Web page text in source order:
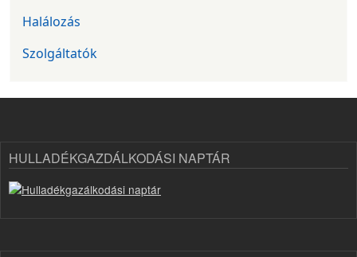
Halálozás
Szolgáltatók
HULLADÉKGAZDÁLKODÁSI NAPTÁR